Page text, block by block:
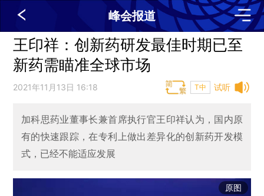
峰会报道
王印祥：创新药研发最佳时期已至
新药需瞄准全球市场
试听
2021年11月13日 16:18 T中
加科思药业董事长兼首席执行官王印祥认为，国内原
有的快速跟踪，在专利上做出差异化的创新药开发模
式，已经不能适应发展
原图